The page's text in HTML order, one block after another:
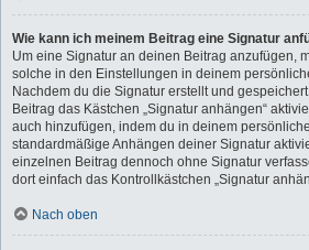
Wie kann ich meinem Beitrag eine Signatur
Um eine Signatur an deinen Beitrag anzufügen,
solche in den Einstellungen in deinem
Nachdem du die Signatur erstellt und
Beitrag das Kästchen „Signatur anhängen“
auch hinzufügen, indem du in deinem
standardmäßige Anhängen deiner Signatur
einzelnen Beitrag dennoch ohne Signatur
dort einfach das Kontrollkästchen „Signatur
Nach oben